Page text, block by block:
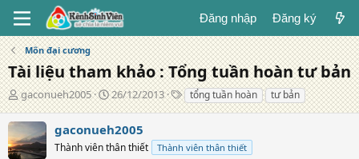
Đăng nhập Đăng ký
Môn đại cương
Tài liệu tham khảo : Tổng tuần hoàn tư bản
T
á
c
g
i
gaconueh2005
N
g
y
đ
26/12/2013
T
ừ
h
ó
tổng tuần hoàn tư bản
gaconueh2005
Thành viên thân thiết Thành viên thân thiết